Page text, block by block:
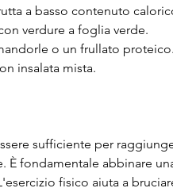
a basso contenuto
verdure a foglia verde.
o un frullato proteico.
insalata mista.
sufficiente per
È fondamentale abbinare
fisico aiuta a